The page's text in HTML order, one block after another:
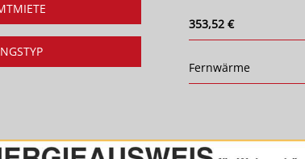
353,52 €
Fernwärme